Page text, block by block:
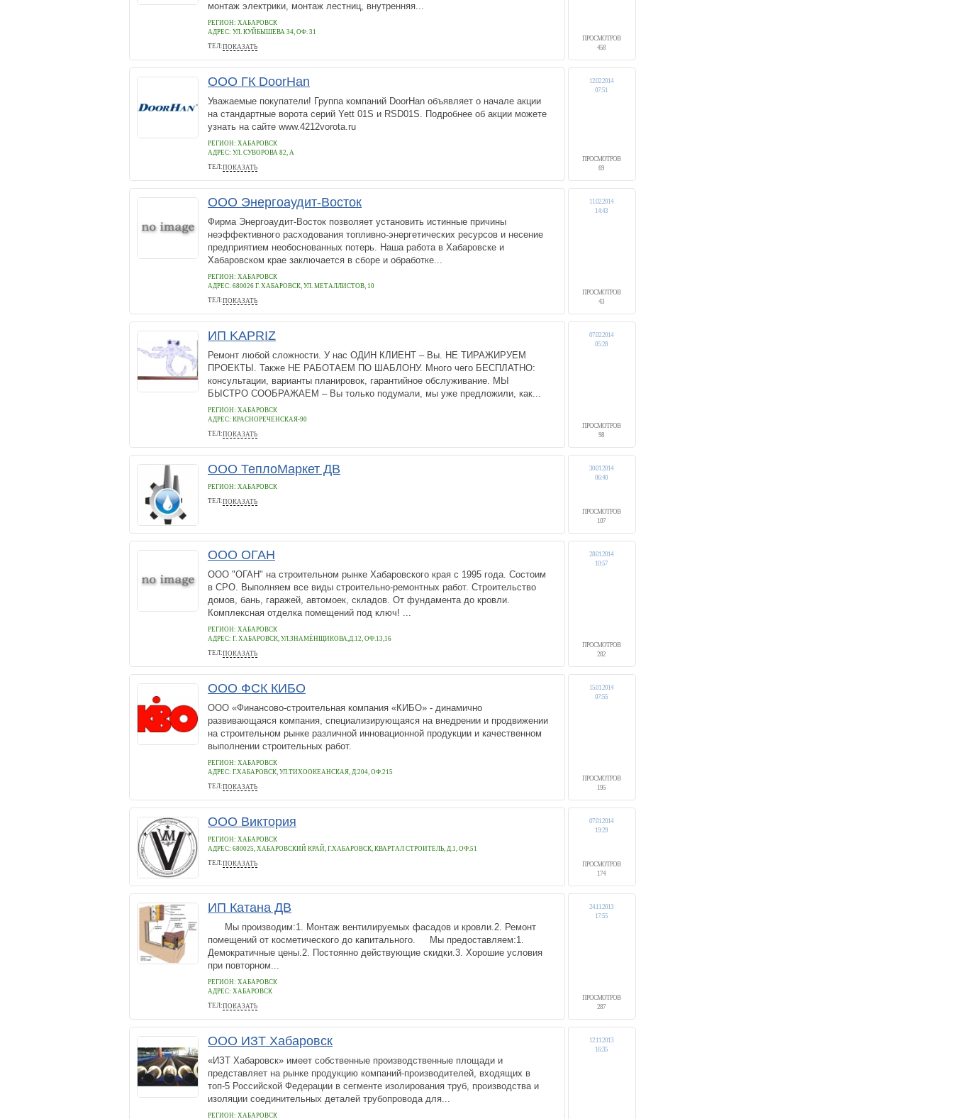
монтаж электрики, монтаж лестниц, внутренняя...
РЕГИОН: ХАБАРОВСК
АДРЕС: УЛ. КУЙБЫШЕВА 34, ОФ. 31
ТЕЛ:ПОКАЗАТЬ
+7(4212)253655
ПРОСМОТРОВ
458
ООО ГК DoorHan
Уважаемые покупатели! Группа компаний DoorHan объявляет о начале акции
на стандартные ворота серий Yett 01S и RSD01S. Подробнее об акции можете
узнать на сайте www.4212vorota.ru
РЕГИОН: ХАБАРОВСК
АДРЕС: УЛ. СУВОРОВА 82, А
ТЕЛ:ПОКАЗАТЬ
8(4212)789-705
ПРОСМОТРОВ
69
12.02.2014
07:51
ООО Энергоаудит-Восток
Фирма Энергоаудит-Восток позволяет установить истинные причины
неэффективного расходования топливно-энергетических ресурсов и несение
предприятием необоснованных потерь. Наша работа в Хабаровске и
Хабаровском крае заключается в сборе и обработке...
РЕГИОН: ХАБАРОВСК
АДРЕС: 680026 Г. ХАБАРОВСК, УЛ. МЕТАЛЛИСТОВ, 10
ТЕЛ:ПОКАЗАТЬ
+7 (909) 429-02-68
ПРОСМОТРОВ
43
11.02.2014
14:43
ИП KAPRIZ
Ремонт любой сложности. У нас ОДИН КЛИЕНТ – Вы. НЕ ТИРАЖИРУЕМ
ПРОЕКТЫ. Также НЕ РАБОТАЕМ ПО ШАБЛОНУ. Много чего БЕСПЛАТНО:
консультации, варианты планировок, гарантийное обслуживание. МЫ
БЫСТРО СООБРАЖАЕМ – Вы только подумали, мы уже предложили, как...
РЕГИОН: ХАБАРОВСК
АДРЕС: КРАСНОРЕЧЕНСКАЯ-90
ТЕЛ:ПОКАЗАТЬ
+79625017792
ПРОСМОТРОВ
98
07.02.2014
05:28
ООО ТеплоМаркет ДВ
РЕГИОН: ХАБАРОВСК
ТЕЛ:ПОКАЗАТЬ
8(4212)94-17-81
ПРОСМОТРОВ
107
30.01.2014
06:40
ООО ОГАН
ООО "ОГАН" на строительном рынке Хабаровского края с 1995 года. Состоим
в СРО. Выполняем все виды строительно-ремонтных работ. Строительство
домов, бань, гаражей, автомоек, складов. От фундамента до кровли.
Комплексная отделка помещений под ключ! ...
РЕГИОН: ХАБАРОВСК
АДРЕС: Г. ХАБАРОВСК, УЛ.ЗНАМЁНЩИКОВА,Д.12, ОФ.13,16
ТЕЛ:ПОКАЗАТЬ
(4212) 56-27-55
ПРОСМОТРОВ
282
28.01.2014
10:57
ООО ФСК КИБО
ООО «Финансово-строительная компания «КИБО» - динамично
развивающаяся компания, специализирующаяся на внедрении и продвижении
на строительном рынке различной инновационной продукции и качественном
выполнении строительных работ.
РЕГИОН: ХАБАРОВСК
АДРЕС: Г.ХАБАРОВСК, УЛ.ТИХООКЕАНСКАЯ, Д.204, ОФ.215
ТЕЛ:ПОКАЗАТЬ
(4212) 734-735
ПРОСМОТРОВ
195
15.01.2014
07:55
ООО Виктория
РЕГИОН: ХАБАРОВСК
АДРЕС: 680025, ХАБАРОВСКИЙ КРАЙ, Г.ХАБАРОВСК, КВАРТАЛ СТРОИТЕЛЬ, Д.1, ОФ.51
ТЕЛ:ПОКАЗАТЬ
(4212) 942534
ПРОСМОТРОВ
174
07.01.2014
19:29
ИП Катана ДВ
Мы производим:1. Монтаж вентилируемых фасадов и кровли.2. Ремонт
помещений от косметического до капитального. Мы предоставляем:1.
Демократичные цены.2. Постоянно действующие скидки.3. Хорошие условия
при повторном...
РЕГИОН: ХАБАРОВСК
АДРЕС: ХАБАРОВСК
ТЕЛ:ПОКАЗАТЬ
+7(4212) 94-30-18
ПРОСМОТРОВ
287
24.11.2013
17:55
ООО ИЗТ Хабаровск
«ИЗТ Хабаровск» имеет собственные производственные площади и
представляет на рынке продукцию компаний-производителей, входящих в
топ-5 Российской Федерации в сегменте изолирования труб, производства и
изоляции соединительных деталей трубопровода для...
РЕГИОН: ХАБАРОВСК
12.11.2013
16:35